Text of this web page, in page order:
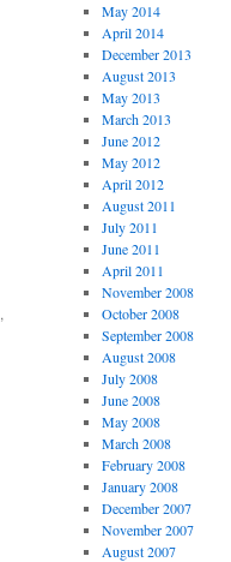
,
May 2014
April 2014
December 2013
August 2013
May 2013
March 2013
June 2012
May 2012
April 2012
August 2011
July 2011
June 2011
April 2011
November 2008
October 2008
September 2008
August 2008
July 2008
June 2008
May 2008
March 2008
February 2008
January 2008
December 2007
November 2007
August 2007